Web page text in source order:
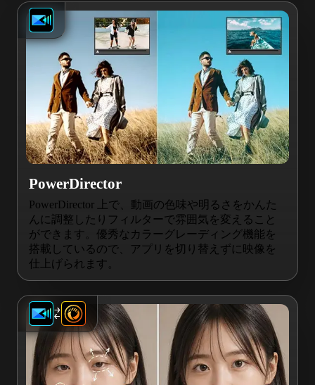
PowerDirector
PowerDirector 上で、動画の色味や明るさをかんた
んに調整したりフィルターで雰囲気を変えること
ができます。優秀なカラーグレーディング機能を
搭載しているので、アプリを切り替えずに映像を
仕上げられます。
⇄